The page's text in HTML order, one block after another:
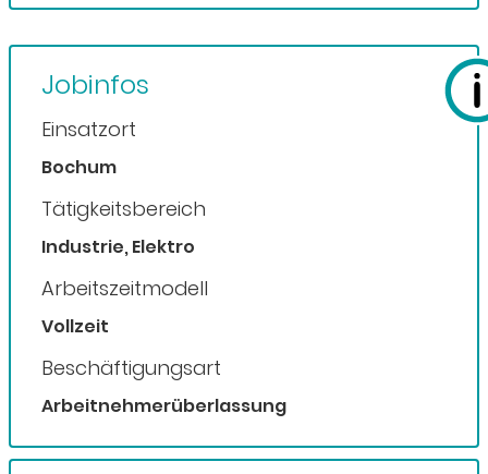
Jobinfos
Einsatzort
Bochum
Tätigkeitsbereich
Industrie, Elektro
Arbeitszeitmodell
Vollzeit
Beschäftigungsart
Arbeitnehmerüberlassung